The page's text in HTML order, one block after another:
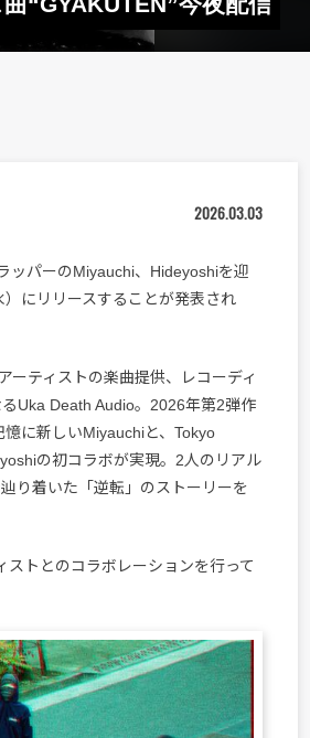
2026.03.03
ッパーのMiyauchi、Hideyoshiを迎
）にリリースすることが発表され
ーティストの楽曲提供、レコーディ
Uka Death Audio。2026年第2弾作
憶に新しいMiyauchiと、Tokyo
の初コラボが実現。2人のリアル
り着いた「逆転」のストーリーを
トとのコラボレーションを行って